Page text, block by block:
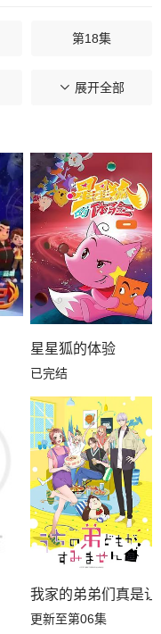
第18集
第15集
第09集
第06集
第03集
展开全部
星星狐的体验
已完结
我家的弟弟们真是
更新至第06集